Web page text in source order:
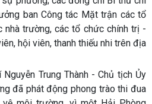
ban Công tác Mặt trận các tổ
nhà trường, các tổ chức chính trị -
hội viên, thanh thiếu nhi trên địa
Trung Thành - Chủ tịch Ủy
đã phát động phong trào thi đua